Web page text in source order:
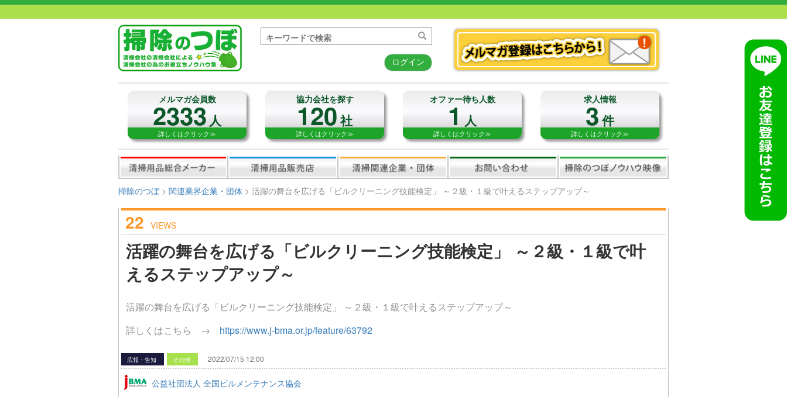
ログイン
メルマガ会員数
2333人
詳しくはクリック≫
協力会社を探す
120社
詳しくはクリック≫
オファー待ち人数
1人
詳しくはクリック≫
求人情報
3件
詳しくはクリック≫
掃除のつぼ> 関連業界企業・団体 > 活躍の舞台を広げる「ビルクリーニング技能検定」 ～２級・１級で叶えるステップアップ～
22 VIEWS
活躍の舞台を広げる「ビルクリーニング技能検定」 ～２級・１級で叶
えるステップアップ～
活躍の舞台を広げる「ビルクリーニング技能検定」 ～２級・１級で叶えるステップアップ～
詳しくはこちら → https://www.j-bma.or.jp/feature/63792
広報・告知 その他 2022/07/15 12:00
公益社団法人 全国ビルメンテナンス協会